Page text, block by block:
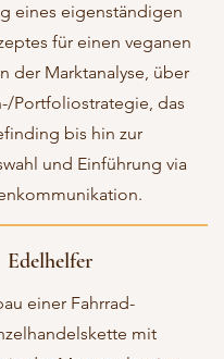
eines eigenständigen
für einen veganen
der Marktanalyse, über
Portfoliostrategie, das
bis hin zur
und Einführung via
Edelhelfer
einer Fahrrad-
mit